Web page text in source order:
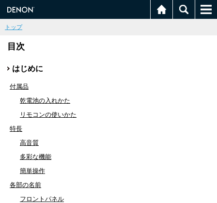
トップ
目次
はじめに
付属品
乾電池の入れかた
リモコンの使いかた
特長
高音質
多彩な機能
簡単操作
各部の名前
フロントパネル